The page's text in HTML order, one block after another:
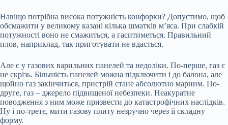
Навіщо потрібна висока потужність конфорки? Допустимо, щоб
обсмажити у великому казані кілька шматків м’яса. При слабкій
потужності воно не смажиться, а гаситиметься. Правильний
плов, наприклад, так приготувати не вдасться.
Але є у газових варильних панелей та недоліки. По-перше, газ є
не скрізь. Більшість панелей можна підключити і до балона, але
щойно газ закінчиться, пристрій стане абсолютно марним. По-
друге, газ – джерело підвищеної небезпеки. Неакуратне
поводження з ним може призвести до катастрофічних наслідків.
Ну і по-третє, мити газову плиту незручно через її складну
форму.